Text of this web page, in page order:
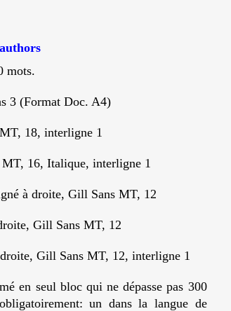
mots.
3 (Format Doc. A4)
18, interligne 1
16, Italique, interligne 1
à droite, Gill Sans MT, 12
Gill Sans MT, 12
Gill Sans MT, 12, interligne 1
en seul bloc qui ne dépasse pas 300
un dans la langue de